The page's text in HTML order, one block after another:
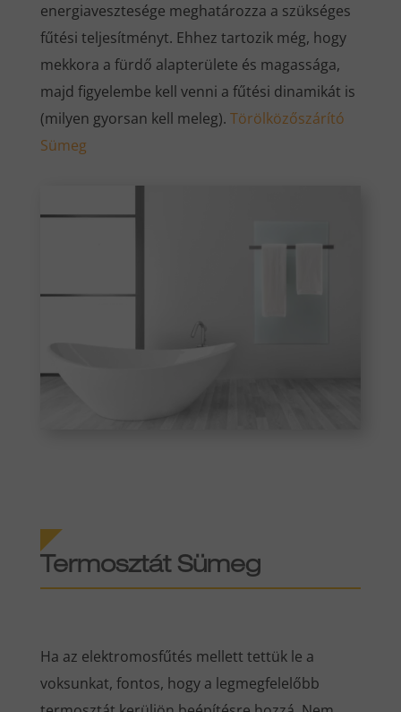
energiavesztesége meghatározza a szükséges
fűtési teljesítményt. Ehhez tartozik még, hogy
mekkora a fürdő alapterülete és magassága,
majd figyelembe kell venni a fűtési dinamikát is
(milyen gyorsan kell meleg). Törölközőszárító
Sümeg
Termosztát Sümeg
Ha az elektromosfűtés mellett tettük le a
voksunkat, fontos, hogy a legmegfelelőbb